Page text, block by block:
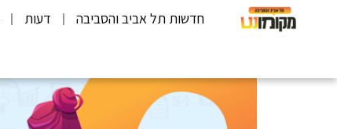
חדשות תל אביב והסביבה דעות